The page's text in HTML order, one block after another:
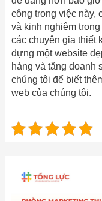
công trong việc này,
và kinh nghiệm
các chuyên gia thiết
dựng một website
hàng và tăng doanh
chúng tôi để biết
web của chúng tôi.